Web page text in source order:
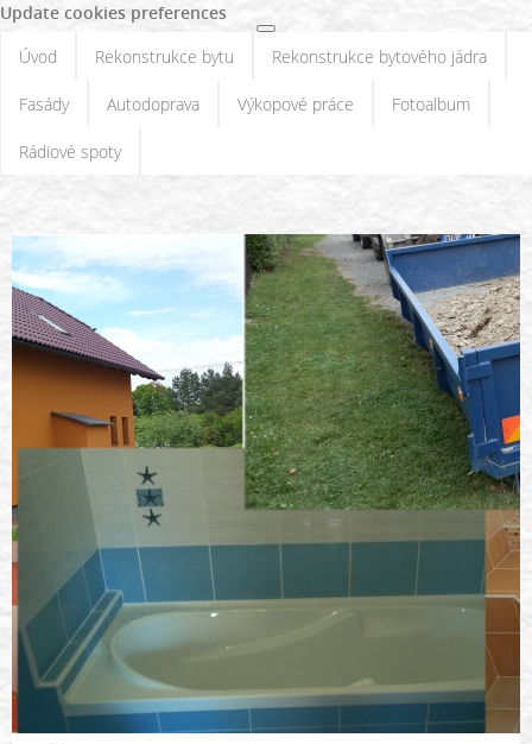
Update cookies preferences
Úvod
Rekonstrukce bytu Rekonstrukce bytového jádra
Fasády Autodoprava Výkopové práce Fotoalbum
Rádiové spoty